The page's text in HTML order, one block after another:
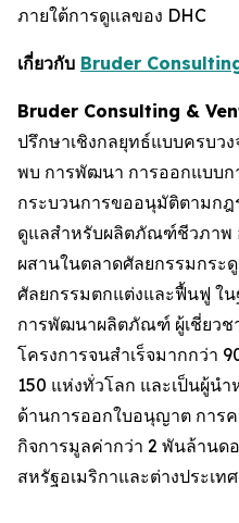
ภายใต้การดูแลของ DHC
เกี่ยวกับ Bruder
Bruder Consulting &
ปรึกษาเชิงกลยุทธ์แบบครบว
พบ การพัฒนา การออกแบบ
กระบวนการขออนุมัติตามกฎ
ดูแลสำหรับผลิตภัณฑ์ชีวภา
ผสานในตลาดศัลยกรรมกระ
ศัลยกรรมตกแต่งและฟื้นฟู ใ
การพัฒนาผลิตภัณฑ์ ผู้เชี่ยวช
โครงการจนสำเร็จมากกว่า
150 แห่งทั่วโลก และเป็นผู้น
ด้านการออกใบอนุญาต การ
กิจการมูลค่ากว่า 2 พันล้านด
สหรัฐอเมริกาและต่างประเทศ